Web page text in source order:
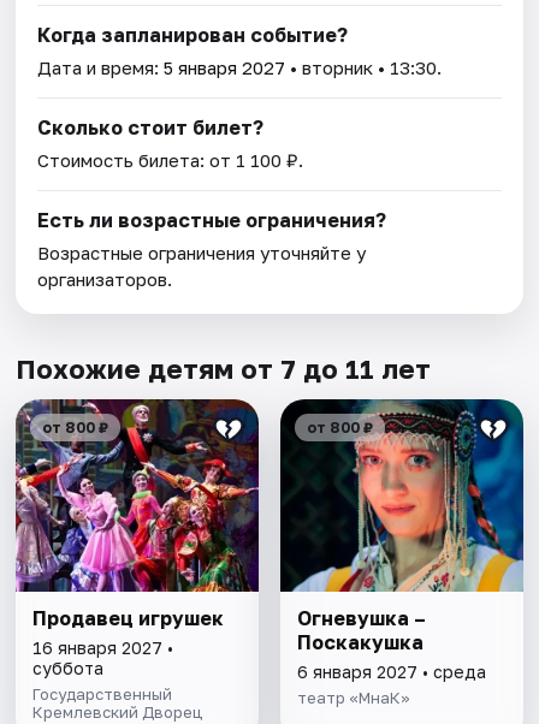
Когда запланирован событие?
Дата и время:5 января 2027 • вторник • 13:30.
Сколько стоит билет?
Стоимость билета: от 1 100 ₽.
Есть ли возрастные ограничения?
Возрастные ограничения уточняйте у
организаторов.
Похожие детям от 7 до 11 лет
от 800 ₽
Продавец игрушек
16 января 2027 •
суббота
Государственный
Кремлевский Дворец
от 800 ₽
Огневушка –
Поскакушка
6 января 2027 • среда
театр «МнаК»